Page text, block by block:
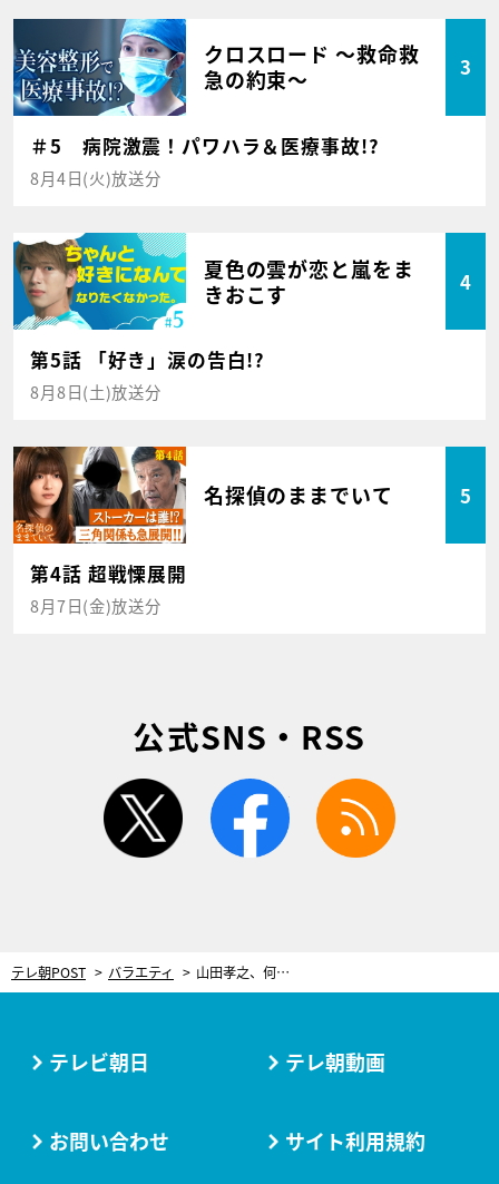
クロスロード ～救命救
急の約束～
3
＃5 病院激震！パワハラ＆医療事故!?
8月4日(火)放送分
夏色の雲が恋と嵐をま
きおこす
4
第5話 「好き」涙の告白!?
8月8日(土)放送分
名探偵のままでいて 5
第4話 超戦慄展開
8月7日(金)放送分
公式SNS・RSS
twitter facebook
テレ朝POST バラエティ 山田孝之、何でもリクエストに応えすぎて…和牛＆かまいたちに遊ばれる！
テレビ朝日 テレ朝動画
お問い合わせ サイト利用規約